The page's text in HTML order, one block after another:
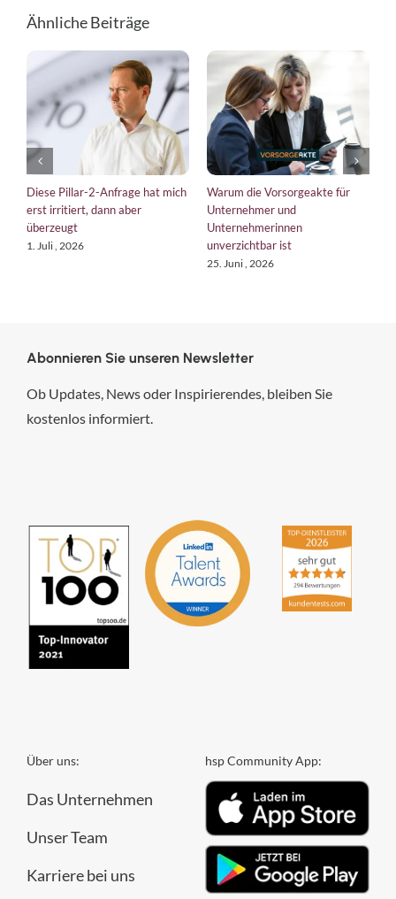
Ähnliche Beiträge
Diese Pillar-2-Anfrage hat mich
erst irritiert, dann aber
überzeugt
1. Juli , 2026
Warum die Vorsorgeakte für
Unternehmer und
Unternehmerinnen
unverzichtbar ist
25. Juni , 2026
Abonnieren Sie unseren Newsletter
Ob Updates, News oder Inspirierendes, bleiben Sie
kostenlos informiert.
Über uns:
Das Unternehmen
Unser Team
Karriere bei uns
hsp Community App: